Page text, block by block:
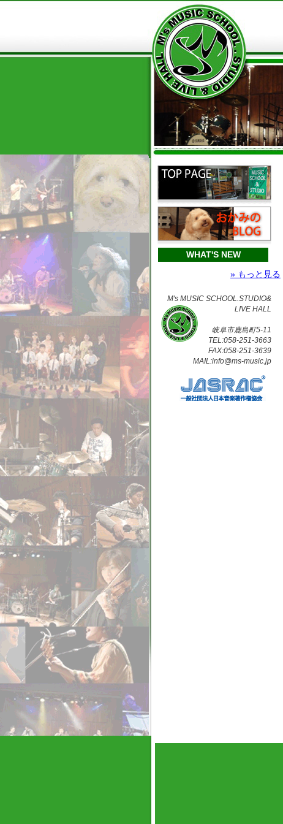
WHAT'S NEW
» もっと見る
M's MUSIC SCHOOL.STUDIO&
LIVE HALL
岐阜市鹿島町5-11
TEL:058-251-3663
FAX:058-251-3639
MAIL:info@ms-music.jp